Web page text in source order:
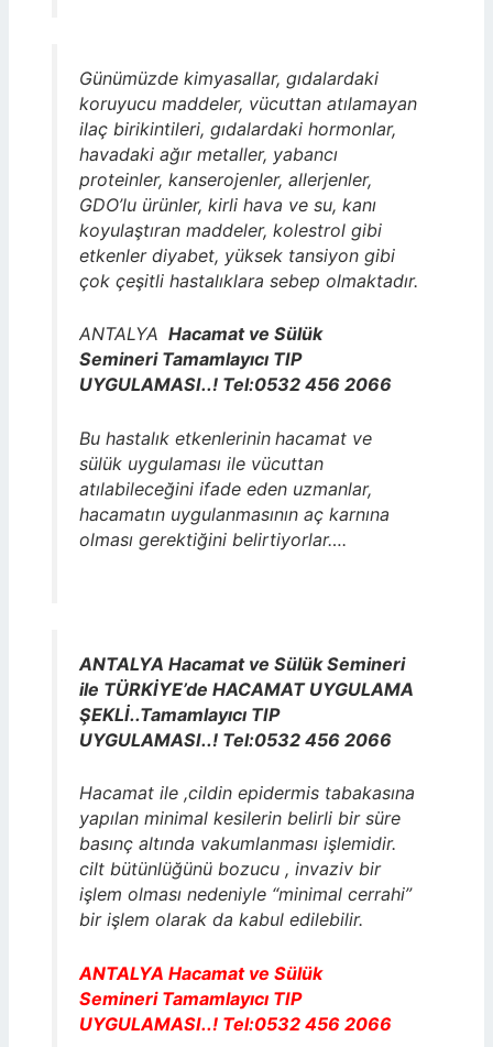
Günümüzde kimyasallar, gıdalardaki
koruyucu maddeler, vücuttan atılamayan
ilaç birikintileri, gıdalardaki hormonlar,
havadaki ağır metaller, yabancı
proteinler, kanserojenler, allerjenler,
GDO’lu ürünler, kirli hava ve su, kanı
koyulaştıran maddeler, kolestrol gibi
etkenler diyabet, yüksek tansiyon gibi
çok çeşitli hastalıklara sebep olmaktadır.
ANTALYA Hacamat ve Sülük
Semineri Tamamlayıcı TIP
UYGULAMASI..! Tel:0532 456 2066
Bu hastalık etkenlerinin hacamat ve
sülük uygulaması ile vücuttan
atılabileceğini ifade eden uzmanlar,
hacamatın uygulanmasının aç karnına
olması gerektiğini belirtiyorlar….
ANTALYA Hacamat ve Sülük Semineri
ile TÜRKİYE’de HACAMAT UYGULAMA
ŞEKLİ..Tamamlayıcı TIP
UYGULAMASI..! Tel:0532 456 2066
Hacamat ile ,cildin epidermis tabakasına
yapılan minimal kesilerin belirli bir süre
basınç altında vakumlanması işlemidir.
cilt bütünlüğünü bozucu , invaziv bir
işlem olması nedeniyle “minimal cerrahi”
bir işlem olarak da kabul edilebilir.
ANTALYA Hacamat ve Sülük
Semineri Tamamlayıcı TIP
UYGULAMASI..! Tel:0532 456 2066